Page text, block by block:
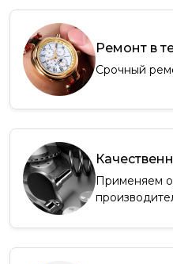
Ремонт в
Срочный
Применяем